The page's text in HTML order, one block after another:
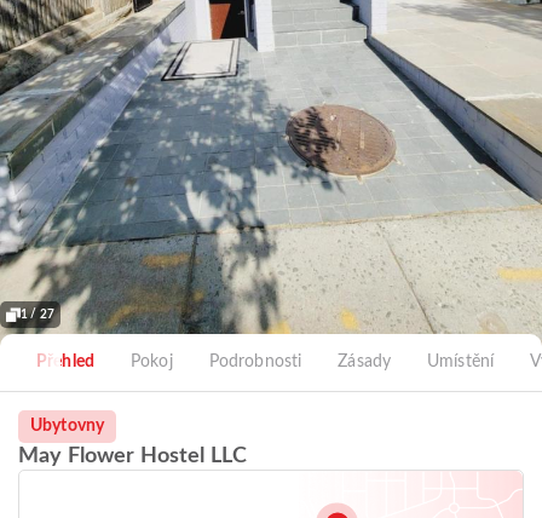
1 / 27
Přehled Pokoj Podrobnosti Zásady Umístění
Ubytovny
May Flower Hostel LLC